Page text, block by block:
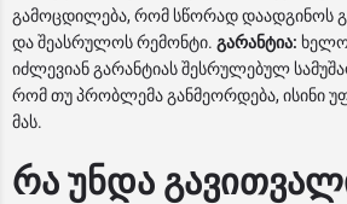
გამოცდილება, რომ სწორად დაადგინოს
და შეასრულოს რემონტი. გარანტია:
იძლევიან გარანტიას შესრულებულ
რომ თუ პრობლემა განმეორდება, ისინი
მას.
რა უნდა